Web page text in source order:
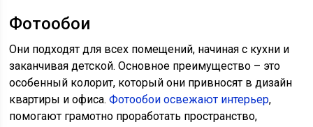
Фотообои
Они подходят для всех помещений, начиная с кухни и
заканчивая детской. Основное преимущество – это
особенный колорит, который они привносят в дизайн
квартиры и офиса.Фотообои освежают интерьер,
помогают грамотно проработать пространство,